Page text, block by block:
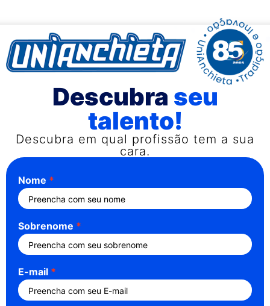
Descubra seu
talento!
Descubra em qual profissão tem a sua
cara.
Nome
Sobrenome
E-mail